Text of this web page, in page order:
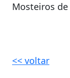
Mosteiros
<< voltar